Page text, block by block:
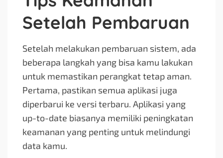
Setelah Pembaruan
Setelah melakukan pembaruan sistem, ada
beberapa langkah yang bisa kamu lakukan
untuk memastikan perangkat tetap aman.
Pertama, pastikan semua aplikasi juga
diperbarui ke versi terbaru. Aplikasi yang
up-to-date biasanya memiliki peningkatan
keamanan yang penting untuk melindungi
data kamu.